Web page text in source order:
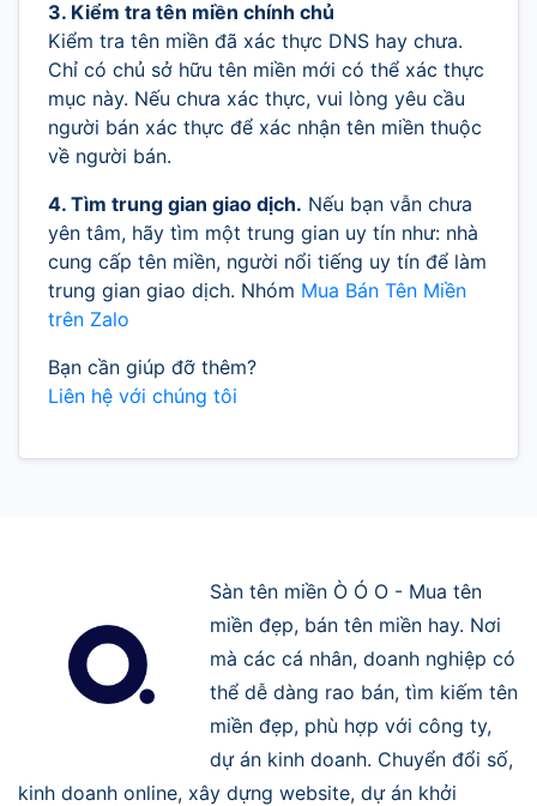
3. Kiểm tra tên miền chính chủ
Kiểm tra tên miền đã xác thực DNS hay chưa.
Chỉ có chủ sở hữu tên miền mới có thể xác thực
mục này. Nếu chưa xác thực, vui lòng yêu cầu
người bán xác thực để xác nhận tên miền thuộc
về người bán.
4. Tìm trung gian giao dịch. Nếu bạn vẫn chưa
yên tâm, hãy tìm một trung gian uy tín như: nhà
cung cấp tên miền, người nổi tiếng uy tín để làm
trung gian giao dịch. Nhóm Mua Bán Tên Miền
trên Zalo
Bạn cần giúp đỡ thêm?
Liên hệ với chúng tôi
Sàn tên miền Ò Ó O - Mua tên
miền đẹp, bán tên miền hay. Nơi
mà các cá nhân, doanh nghiệp có
thể dễ dàng rao bán, tìm kiếm tên
miền đẹp, phù hợp với công ty,
dự án kinh doanh. Chuyển đổi số,
kinh doanh online, xây dựng website, dự án khởi